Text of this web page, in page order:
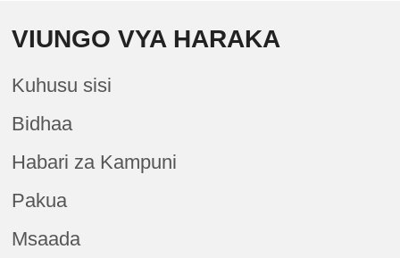
VIUNGO VYA HARAKA
Kuhusu sisi
Bidhaa
Habari za Kampuni
Pakua
Msaada